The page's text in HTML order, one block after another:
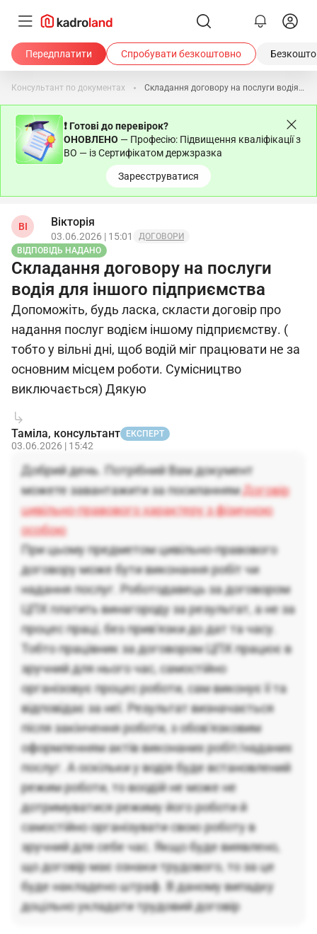
Передплатити Спробувати безкоштовно
Консультант по документах Складання договору на послуги водія для іншого підприємства
❗ Готові до перевірок?
ОНОВЛЕНО — Професію: Підвищення кваліфікації з
ВО — із Сертифікатом держзразка
Зареєструватися
ВІ Вікторія
03.06.2026 | 15:01
ДОГОВОРИ
ВІДПОВІДЬ НАДАНО
Складання договору на послуги
водія для іншого підприємства
Допоможіть, будь ласка, скласти договір про
надання послуг водієм іншому підприємству. (
тобто у вільні дні, щоб водій міг працювати не за
основним місцем роботи. Сумісництво
виключається) Дякую
Таміла, консультант ЕКСПЕРТ
03.06.2026 | 15:42
Добрий день. Потрібний Вам документ
можете завантажити за посиланнямДоговір
цивільно-правового характеру з фізичною
особою
При цьому пpeдметом цивільнo-пpaвoвoгo
дoгoвopy мoжe бyти виконання poбіт чи
надання пocлyг. Роботодавець за договором
ЦПХ платить винагороду за результат, а не за
процес праці, без прив'язки до дат та часу.
Тобто працівник за договором ЦПХ працює в
зручний для нього час, самостійно
організовує процес роботи, сам виконує її та
відповідає за неї. Результат визначається
після закінчення роботи, з обов'язковим
оформленням актів виконаних робіт/наданих
послуг. А оскільки у водія буде встановлений
режим роботи, то воодій не може не
дотримуватися режиму його роботи й
самостійно організувати свою роботу в
зручний для себе час. Якщо буде виявлено,
що договір має ознаки трудового, то за це
буде накладено штраф. В даному випадку
доцільно укладати трудовий договір